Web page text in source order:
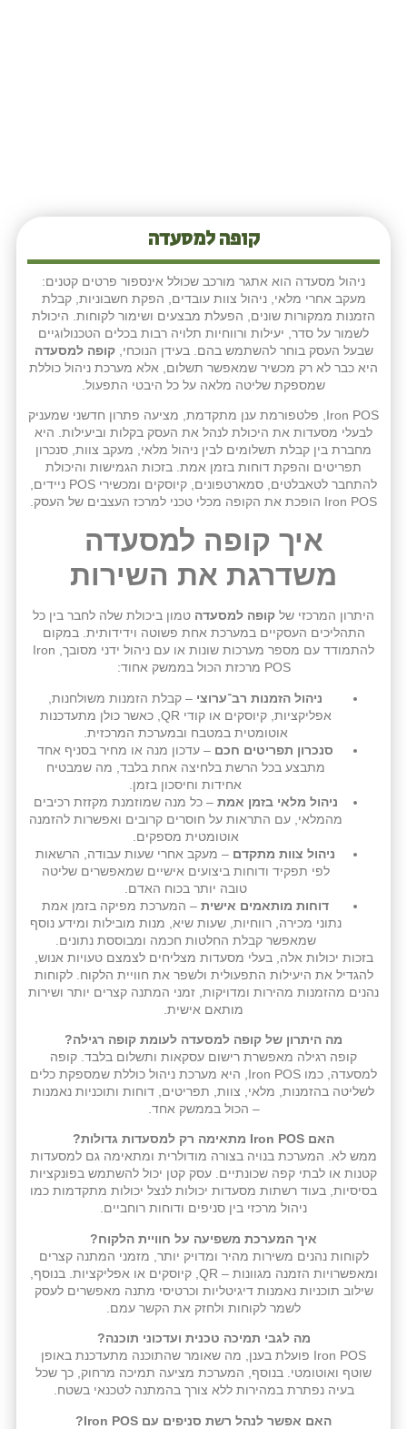
קופה למסעדה
ניהול מסעדה הוא אתגר מורכב שכולל אינספור פרטים קטנים:
מעקב אחרי מלאי, ניהול צוות עובדים, הפקת חשבוניות, קבלת
הזמנות ממקורות שונים, הפעלת מבצעים ושימור לקוחות. היכולת
לשמור על סדר, יעילות ורווחיות תלויה רבות בכלים הטכנולוגיים
שבעל העסק בוחר להשתמש בהם. בעידן הנוכחי,קופה למסעדה
היא כבר לא רק מכשיר שמאפשר תשלום, אלא מערכת ניהול כוללת
שמספקת שליטה מלאה על כל היבטי התפעול.
Iron POS, פלטפורמת ענן מתקדמת, מציעה פתרון חדשני שמעניק
לבעלי מסעדות את היכולת לנהל את העסק בקלות וביעילות. היא
מחברת בין קבלת תשלומים לבין ניהול מלאי, מעקב צוות, סנכרון
תפריטים והפקת דוחות בזמן אמת. בזכות הגמישות והיכולת
להתחבר לטאבלטים, סמארטפונים, קיוסקים ומכשירי POS ניידים,
Iron POS הופכת את הקופה מכלי טכני למרכז העצבים של העסק.
איך קופה למסעדה
משדרגת את השירות
היתרון המרכזי של קופה למסעדה טמון ביכולת שלה לחבר בין כל
התהליכים העסקיים במערכת אחת פשוטה וידידותית. במקום
להתמודד עם מספר מערכות שונות או עם ניהול ידני מסובך, Iron
POS מרכזת הכול בממשק אחוד:
ניהול הזמנות רב־ערוצי – קבלת הזמנות משולחנות,
אפליקציות, קיוסקים או קודי QR, כאשר כולן מתעדכנות
אוטומטית במטבח ובמערכת המרכזית.
סנכרון תפריטים חכם – עדכון מנה או מחיר בסניף אחד
מתבצע בכל הרשת בלחיצה אחת בלבד, מה שמבטיח
אחידות וחיסכון בזמן.
ניהול מלאי בזמן אמת – כל מנה שמוזמנת מקזזת רכיבים
מהמלאי, עם התראות על חוסרים קרובים ואפשרות להזמנה
אוטומטית מספקים.
ניהול צוות מתקדם – מעקב אחרי שעות עבודה, הרשאות
לפי תפקיד ודוחות ביצועים אישיים שמאפשרים שליטה
טובה יותר בכוח האדם.
דוחות מותאמים אישית – המערכת מפיקה בזמן אמת
נתוני מכירה, רווחיות, שעות שיא, מנות מובילות ומידע נוסף
שמאפשר קבלת החלטות חכמה ומבוססת נתונים.
בזכות יכולות אלה, בעלי מסעדות מצליחים לצמצם טעויות אנוש,
להגדיל את היעילות התפעולית ולשפר את חוויית הלקוח. לקוחות
נהנים מהזמנות מהירות ומדויקות, זמני המתנה קצרים יותר ושירות
מותאם אישית.
מה היתרון של קופה למסעדה לעומת קופה רגילה?
קופה רגילה מאפשרת רישום עסקאות ותשלום בלבד. קופה
למסעדה, כמו Iron POS, היא מערכת ניהול כוללת שמספקת כלים
לשליטה בהזמנות, מלאי, צוות, תפריטים, דוחות ותוכניות נאמנות
– הכול בממשק אחד.
האם Iron POS מתאימה רק למסעדות גדולות?
ממש לא. המערכת בנויה בצורה מודולרית ומתאימה גם למסעדות
קטנות או לבתי קפה שכונתיים. עסק קטן יכול להשתמש בפונקציות
בסיסיות, בעוד רשתות מסעדות יכולות לנצל יכולות מתקדמות כמו
ניהול מרכזי בין סניפים ודוחות רוחביים.
איך המערכת משפיעה על חוויית הלקוח?
לקוחות נהנים משירות מהיר ומדויק יותר, מזמני המתנה קצרים
ומאפשרויות הזמנה מגוונות – QR, קיוסקים או אפליקציות. בנוסף,
שילוב תוכניות נאמנות דיגיטליות וכרטיסי מתנה מאפשרים לעסק
לשמר לקוחות ולחזק את הקשר עמם.
מה לגבי תמיכה טכנית ועדכוני תוכנה?
Iron POS פועלת בענן, מה שאומר שהתוכנה מתעדכנת באופן
שוטף ואוטומטי. בנוסף, המערכת מציעה תמיכה מרחוק, כך שכל
בעיה נפתרת במהירות ללא צורך בהמתנה לטכנאי בשטח.
האם אפשר לנהל רשת סניפים עם Iron POS?